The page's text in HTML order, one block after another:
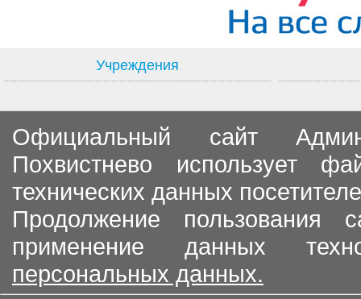
Учреждения
Официальный сайт
Похвистнево использует
технических данных
Продолжение пользования
применение данных
персональных данных.